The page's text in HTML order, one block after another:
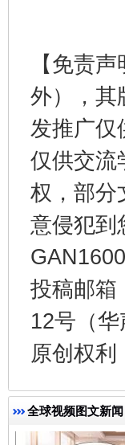
【免责
外），其
发推广仅
仅供交流
权，部分
意侵犯到
投稿邮箱
12号（
原创权
全球视频图文新闻
千年